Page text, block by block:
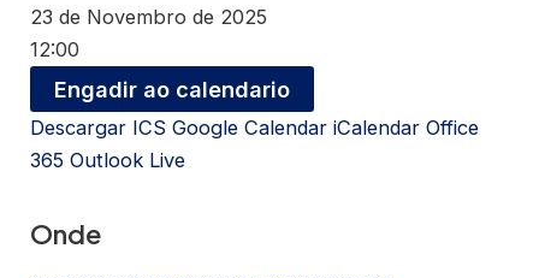
23 de Novembro de 2025
12:00
Engadir ao calendario
Descargar ICS Google Calendar iCalendar Office
365 Outlook Live
Onde